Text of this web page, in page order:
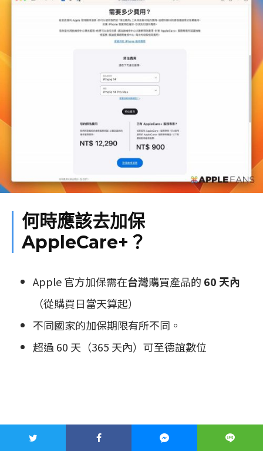
何時應該去加保
AppleCare+？
Apple 官方加保需在台灣購買產品的 60 天內
（從購買日當天算起）
不同國家的加保期限有所不同。
超過 60 天（365 天內）可至德誼數位